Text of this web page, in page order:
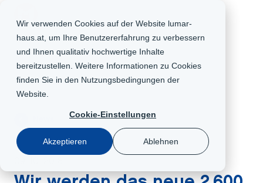
Wir verwenden Cookies auf der Website lumar-
haus.at, um Ihre Benutzererfahrung zu verbessern
und Ihnen qualitativ hochwertige Inhalte
bereitzustellen. Weitere Informationen zu Cookies
finden Sie in den Nutzungsbedingungen der
Website
Cookie-Einstellungen
Akzeptieren Ablehnen